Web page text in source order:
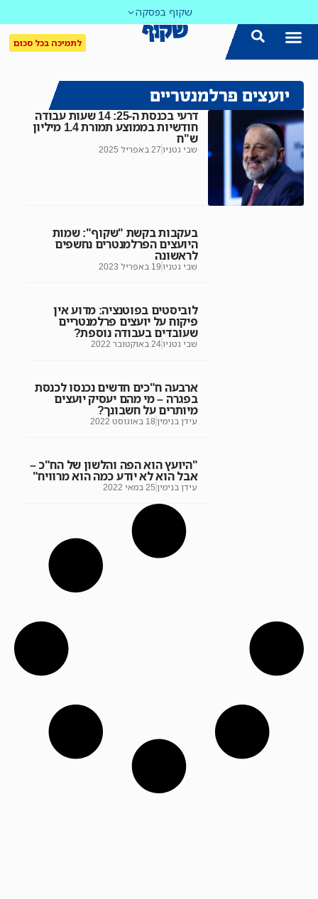
שקוף בפסקה
לתמיכה בכל סכום
יועצים פרלמנטריים
דרעי בכנסת ה-25: 14 שעות עבודה
חודשיות בממוצע תמורת 1.4 מיליון
ש"ח
שבי גטניו 27 באפריל 2025
בעקבות בקשת "שקוף": שמות
היועצים הפרלמנטרים נחשפים
לראשונה
שבי גטניו 19 באפריל 2023
לוביסטים בפוטנציה: מדוע אין
פיקוח על יועצים פרלמנטריים
שעובדים בעבודה נוספת?
שבי גטניו24 באוקטובר 2022
ארבעה ח"כים חדשים נכנסו לכנסת
בפגרה – מי מהם יעסיק יועצים
מיותרים על חשבונך?
עידן בנימין 18 באוגוסט 2022
"היועץ הוא הפה והלשון של הח"כ –
אבל הוא לא יודע כמה הוא מרוויח"
עידן בנימין 25 במאי 2022